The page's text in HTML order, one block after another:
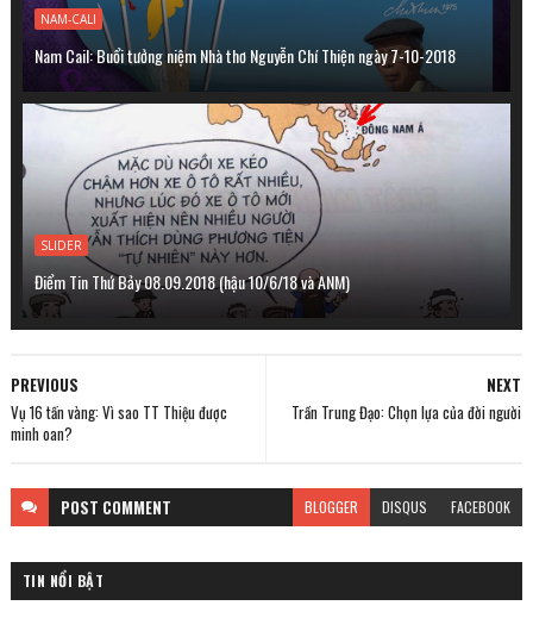
NAM-CALI
Nam Cail: Buổi tưởng niệm Nhà thơ Nguyễn Chí Thiện ngày 7-10-2018
SLIDER
Điểm Tin Thứ Bảy 08.09.2018 (hậu 10/6/18 và ANM)
NEXT
Trần Trung Đạo: Chọn lựa của đời người
PREVIOUS
Vụ 16 tấn vàng: Vì sao TT Thiệu được
minh oan?
POST COMMENT BLOGGER DISQUS FACEBOOK
TIN NỔI BẬT